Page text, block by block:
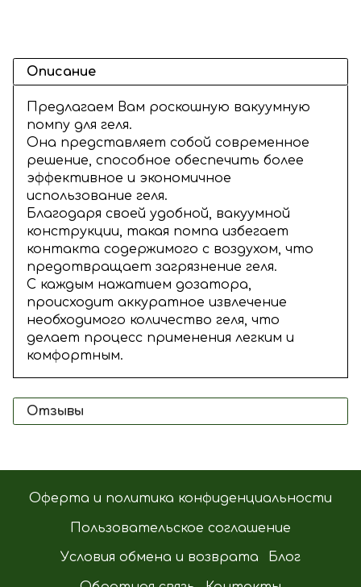
Описание
Предлагаем Вам роскошную вакуумную
помпу для геля.
Она представляет собой современное
решение, способное обеспечить более
эффективное и экономичное
использование геля.
Благодаря своей удобной, вакуумной
конструкции, такая помпа избегает
контакта содержимого с воздухом, что
предотвращает загрязнение геля.
С каждым нажатием дозатора,
происходит аккуратное извлечение
необходимого количество геля, что
делает процесс применения легким и
комфортным.
Отзывы
Оферта и политика конфиденциальности
Пользовательское соглашение
Условия обмена и возврата Блог